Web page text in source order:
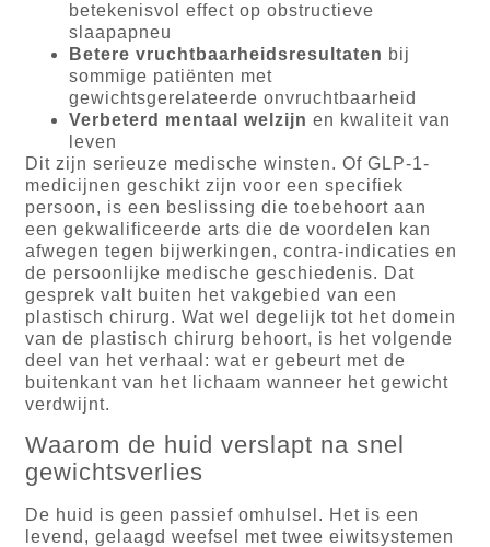
betekenisvol effect op obstructieve
slaapapneu
Betere vruchtbaarheidsresultaten bij
sommige patiënten met
gewichtsgerelateerde onvruchtbaarheid
Verbeterd mentaal welzijn en kwaliteit van
leven
Dit zijn serieuze medische winsten. Of GLP-1-
medicijnen geschikt zijn voor een specifiek
persoon, is een beslissing die toebehoort aan
een gekwalificeerde arts die de voordelen kan
afwegen tegen bijwerkingen, contra-indicaties en
de persoonlijke medische geschiedenis. Dat
gesprek valt buiten het vakgebied van een
plastisch chirurg. Wat wel degelijk tot het domein
van de plastisch chirurg behoort, is het volgende
deel van het verhaal: wat er gebeurt met de
buitenkant van het lichaam wanneer het gewicht
verdwijnt.
Waarom de huid verslapt na snel
gewichtsverlies
De huid is geen passief omhulsel. Het is een
levend, gelaagd weefsel met twee eiwitsystemen